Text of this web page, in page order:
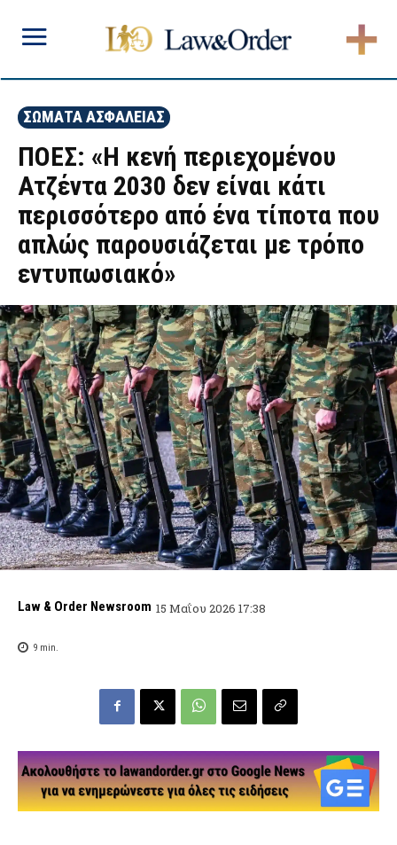
ΣΩΜΑΤΑ ΑΣΦΑΛΕΙΑΣ
ΠΟΕΣ: «Η κενή περιεχομένου
Ατζέντα 2030 δεν είναι κάτι
περισσότερο από ένα τίποτα που
απλώς παρουσιάζεται με τρόπο
εντυπωσιακό»
Law & Order Newsroom 15 Μαΐου 2026 17:38
9 min.